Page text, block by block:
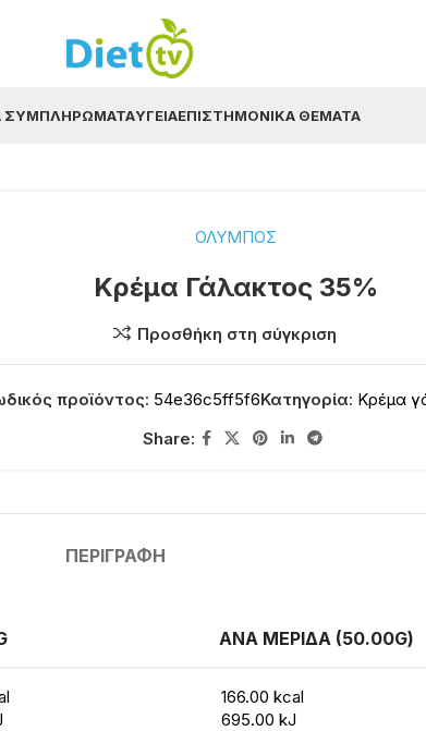
ΣΥΜΠΛΗΡΏΜΑΤΑΥΓΕΊΑΕΠΙΣΤΗΜΟΝΙΚΆ ΘΈΜΑΤΑ
ΟΛΥΜΠΟΣ
Κρέμα Γάλακτος 35%
Προσθήκη στη σύγκριση
προϊόντος: 54e36c5ff5f6Κατηγορία: Κρέμα
Share:
ΠΕΡΙΓΡΑΦΉ
ΑΝΑ ΜΕΡΙΔΑ (50.00G)
166.00 kcal
695.00 kJ